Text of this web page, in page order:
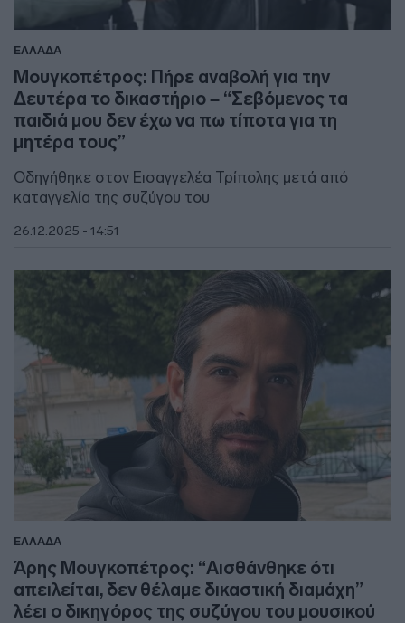
ΕΛΛΑΔΑ
Μουγκοπέτρος: Πήρε αναβολή για την
Δευτέρα το δικαστήριο – “Σεβόμενος τα
παιδιά μου δεν έχω να πω τίποτα για τη
μητέρα τους”
Οδηγήθηκε στον Εισαγγελέα Τρίπολης μετά από
καταγγελία της συζύγου του
26.12.2025 - 14:51
ΕΛΛΑΔΑ
Άρης Μουγκοπέτρος: “Αισθάνθηκε ότι
απειλείται, δεν θέλαμε δικαστική διαμάχη”
λέει ο δικηγόρος της συζύγου του μουσικού